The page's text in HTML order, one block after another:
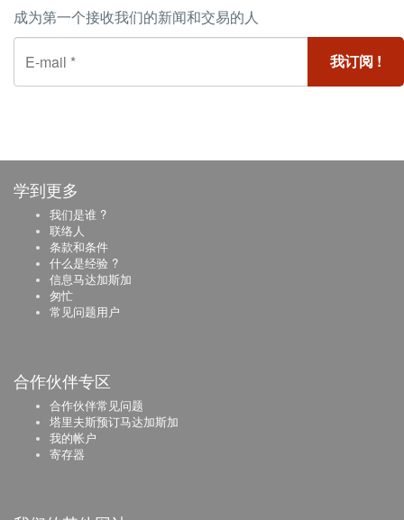
成为第一个接收我们的新闻和交易的人
学到更多
我们是谁 ?
联络人
条款和条件
什么是经验 ?
信息马达加斯加
匆忙
常见问题用户
合作伙伴专区
合作伙伴常见问题
塔里夫斯预订马达加斯加
我的帐户
寄存器